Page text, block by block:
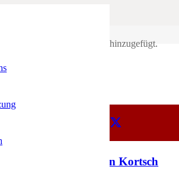
wurde deinem Warenkorb hinzugefügt.
Toponomastikabend in Kortsch